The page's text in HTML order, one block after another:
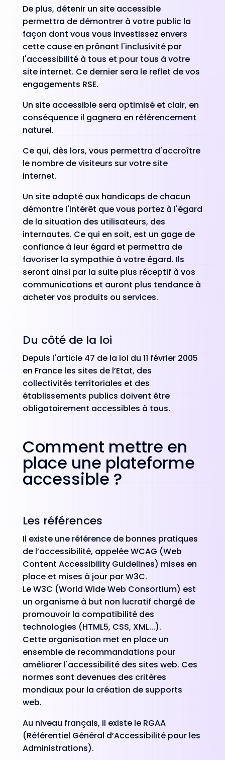
De plus, détenir un site accessible
permettra de démontrer à votre public la
façon dont vous vous investissez envers
cette cause en prônant l'inclusivité par
l'accessibilité à tous et pour tous à votre
site internet. Ce dernier sera le reflet de vos
engagements RSE.
Un site accessible sera optimisé et clair, en
conséquence il gagnera en référencement
naturel.
Ce qui, dès lors, vous permettra d'accroître
le nombre de visiteurs sur votre site
internet.
Un site adapté aux handicaps de chacun
démontre l'intérêt que vous portez à l'égard
de la situation des utilisateurs, des
internautes. Ce qui en soit, est un gage de
confiance à leur égard et permettra de
favoriser la sympathie à votre égard. Ils
seront ainsi par la suite plus réceptif à vos
communications et auront plus tendance à
acheter vos produits ou services.
Du côté de la loi
Depuis l'article 47 de la loi du 11 février 2005
en France les sites de l’Etat, des
collectivités territoriales et des
établissements publics doivent être
obligatoirement accessibles à tous.
Comment mettre en
place une plateforme
accessible ?
Les références
Il existe une référence de bonnes pratiques
de l’accessibilité, appelée WCAG (Web
Content Accessibility Guidelines) mises en
place et mises à jour par W3C.
Le W3C (World Wide Web Consortium) est
un organisme à but non lucratif chargé de
promouvoir la compatibilité des
technologies (HTML5, CSS, XML...).
Cette organisation met en place un
ensemble de recommandations pour
améliorer l'accessibilité des sites web. Ces
normes sont devenues des critères
mondiaux pour la création de supports
web.
Au niveau français, il existe le RGAA
(Référentiel Général d’Accessibilité pour les
Administrations).